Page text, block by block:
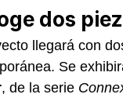
dos
llegará con
Se
, de la serie